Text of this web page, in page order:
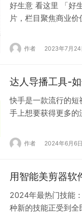
好生意 看这里 「好
片，栏目聚焦商业
Citywalk、微度假
作者 2023年7月24
达人导播工具-
快手是一款流行的
手上想要获得更多的
此用户发布的视频
通过考虑用户的需
作者 2024年6月6日
用智能美剪器软
2024年最热门技能
种新的技能正受到全